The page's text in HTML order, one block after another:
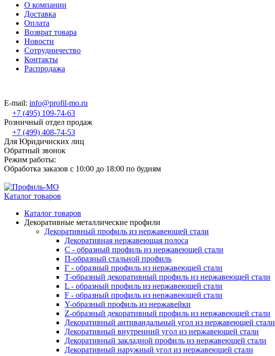
О компании
Доставка
Оплата
Возврат товара
Новости
Сотрудничество
Контакты
Распродажа
E-mail: info@profil-mo.ru
+7 (495) 109-74-63
Розничный отдел продаж
+7 (499) 408-74-53
Для Юридичиских лиц
Обратный звонок
Режим работы:
Обработка заказов с 10:00 до 18:00 по будням
Каталог товаров
Каталог товаров
Декоративные металлические профили
Декоративный профиль из нержавеющей стали
Декоративная нержавеющая полоса
С - образный профиль из нержавеющей стали
П-образный стальной профиль
Г - образный профиль из нержавеющей стали
Т-образный декоративный профиль из нержавеющей стали
L - образный профиль из нержавеющей стали
F - образный профиль из нержавеющей стали
Y-образный профиль из нержавейки
Z-образный декоративный профиль из нержавеющей стали
Декоративный антивандальный угол из нержавеющей стали
Декоративный внутренний угол из нержавеющей стали
Декоративный закладной профиль из нержавеющей стали
Декоративный наружный угол из нержавеющей стали